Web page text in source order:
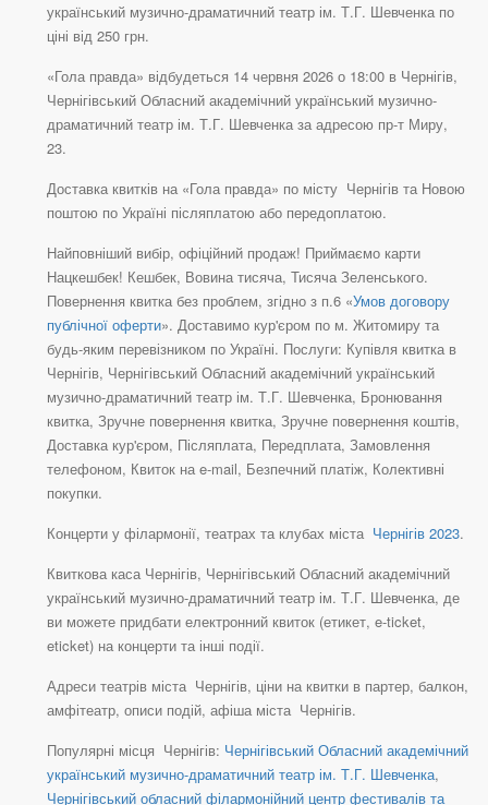
український музично-драматичний театр ім. Т.Г. Шевченка по
ціні від 250 грн.
«Гола правда» відбудеться 14 червня 2026 о 18:00 в Чернігів,
Чернігівський Обласний академічний український музично-
драматичний театр ім. Т.Г. Шевченка за адресою пр-т Миру,
23.
Доставка квитків на «Гола правда» по місту Чернігів та Новою
поштою по Україні післяплатою або передоплатою.
Найповніший вибір, офіційний продаж! Приймаємо карти
Нацкешбек! Кешбек, Вовина тисяча, Тисяча Зеленського.
Повернення квитка без проблем, згідно з п.6 «Умов договору
публічної оферти». Доставимо кур'єром по м. Житомиру та
будь-яким перевізником по Україні. Послуги: Купівля квитка в
Чернігів, Чернігівський Обласний академічний український
музично-драматичний театр ім. Т.Г. Шевченка, Бронювання
квитка, Зручне повернення квитка, Зручне повернення коштів,
Доставка кур'єром, Післяплата, Передплата, Замовлення
телефоном, Квиток на e-mail, Безпечний платіж, Колективні
покупки.
Концерти у філармонії, театрах та клубах міста Чернігів 2023.
Квиткова каса Чернігів, Чернігівський Обласний академічний
український музично-драматичний театр ім. Т.Г. Шевченка, де
ви можете придбати електронний квиток (етикет, e-ticket,
eticket) на концерти та інші події.
Адреси театрів міста Чернігів, ціни на квитки в партер, балкон,
амфітеатр, описи подій, афіша міста Чернігів.
Популярні місця Чернігів: Чернігівський Обласний академічний
український музично-драматичний театр ім. Т.Г. Шевченка,
Чернігівський обласний філармонійний центр фестивалів та